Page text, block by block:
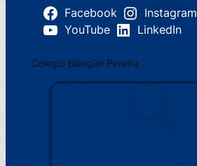
Facebook
Instagram
YouTube
LinkedIn
Colegio Bilingüe Pereira